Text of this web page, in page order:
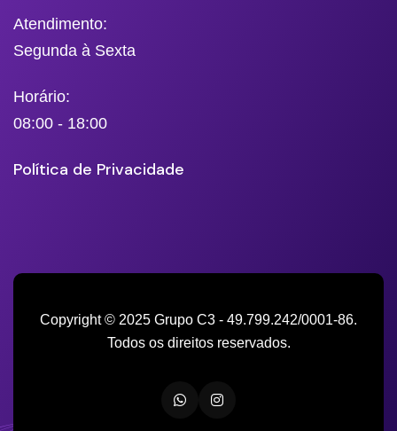
Atendimento:
Segunda à Sexta
Horário:
08:00 - 18:00
Política de Privacidade
Copyright © 2025 Grupo C3 - 49.799.242/0001-86.
Todos os direitos reservados.